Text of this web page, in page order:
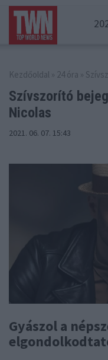
Kezdőoldal » 24 óra »
Szívszorító
Nicolas
2021. 06. 07. 15:43
Gyászol a